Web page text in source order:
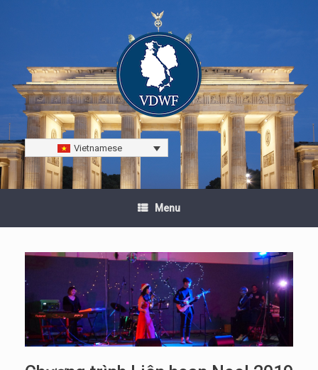
Vietnamese
Menu